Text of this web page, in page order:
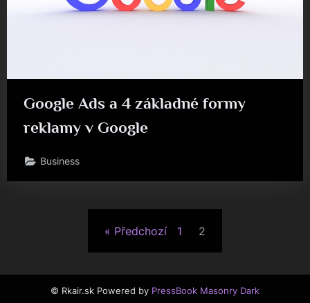
Google Ads a 4 základné formy
reklamy v Google
Business
Stránkování
Předchozí 1 2
© Rkair.sk Powered by PressBook Masonry Dark